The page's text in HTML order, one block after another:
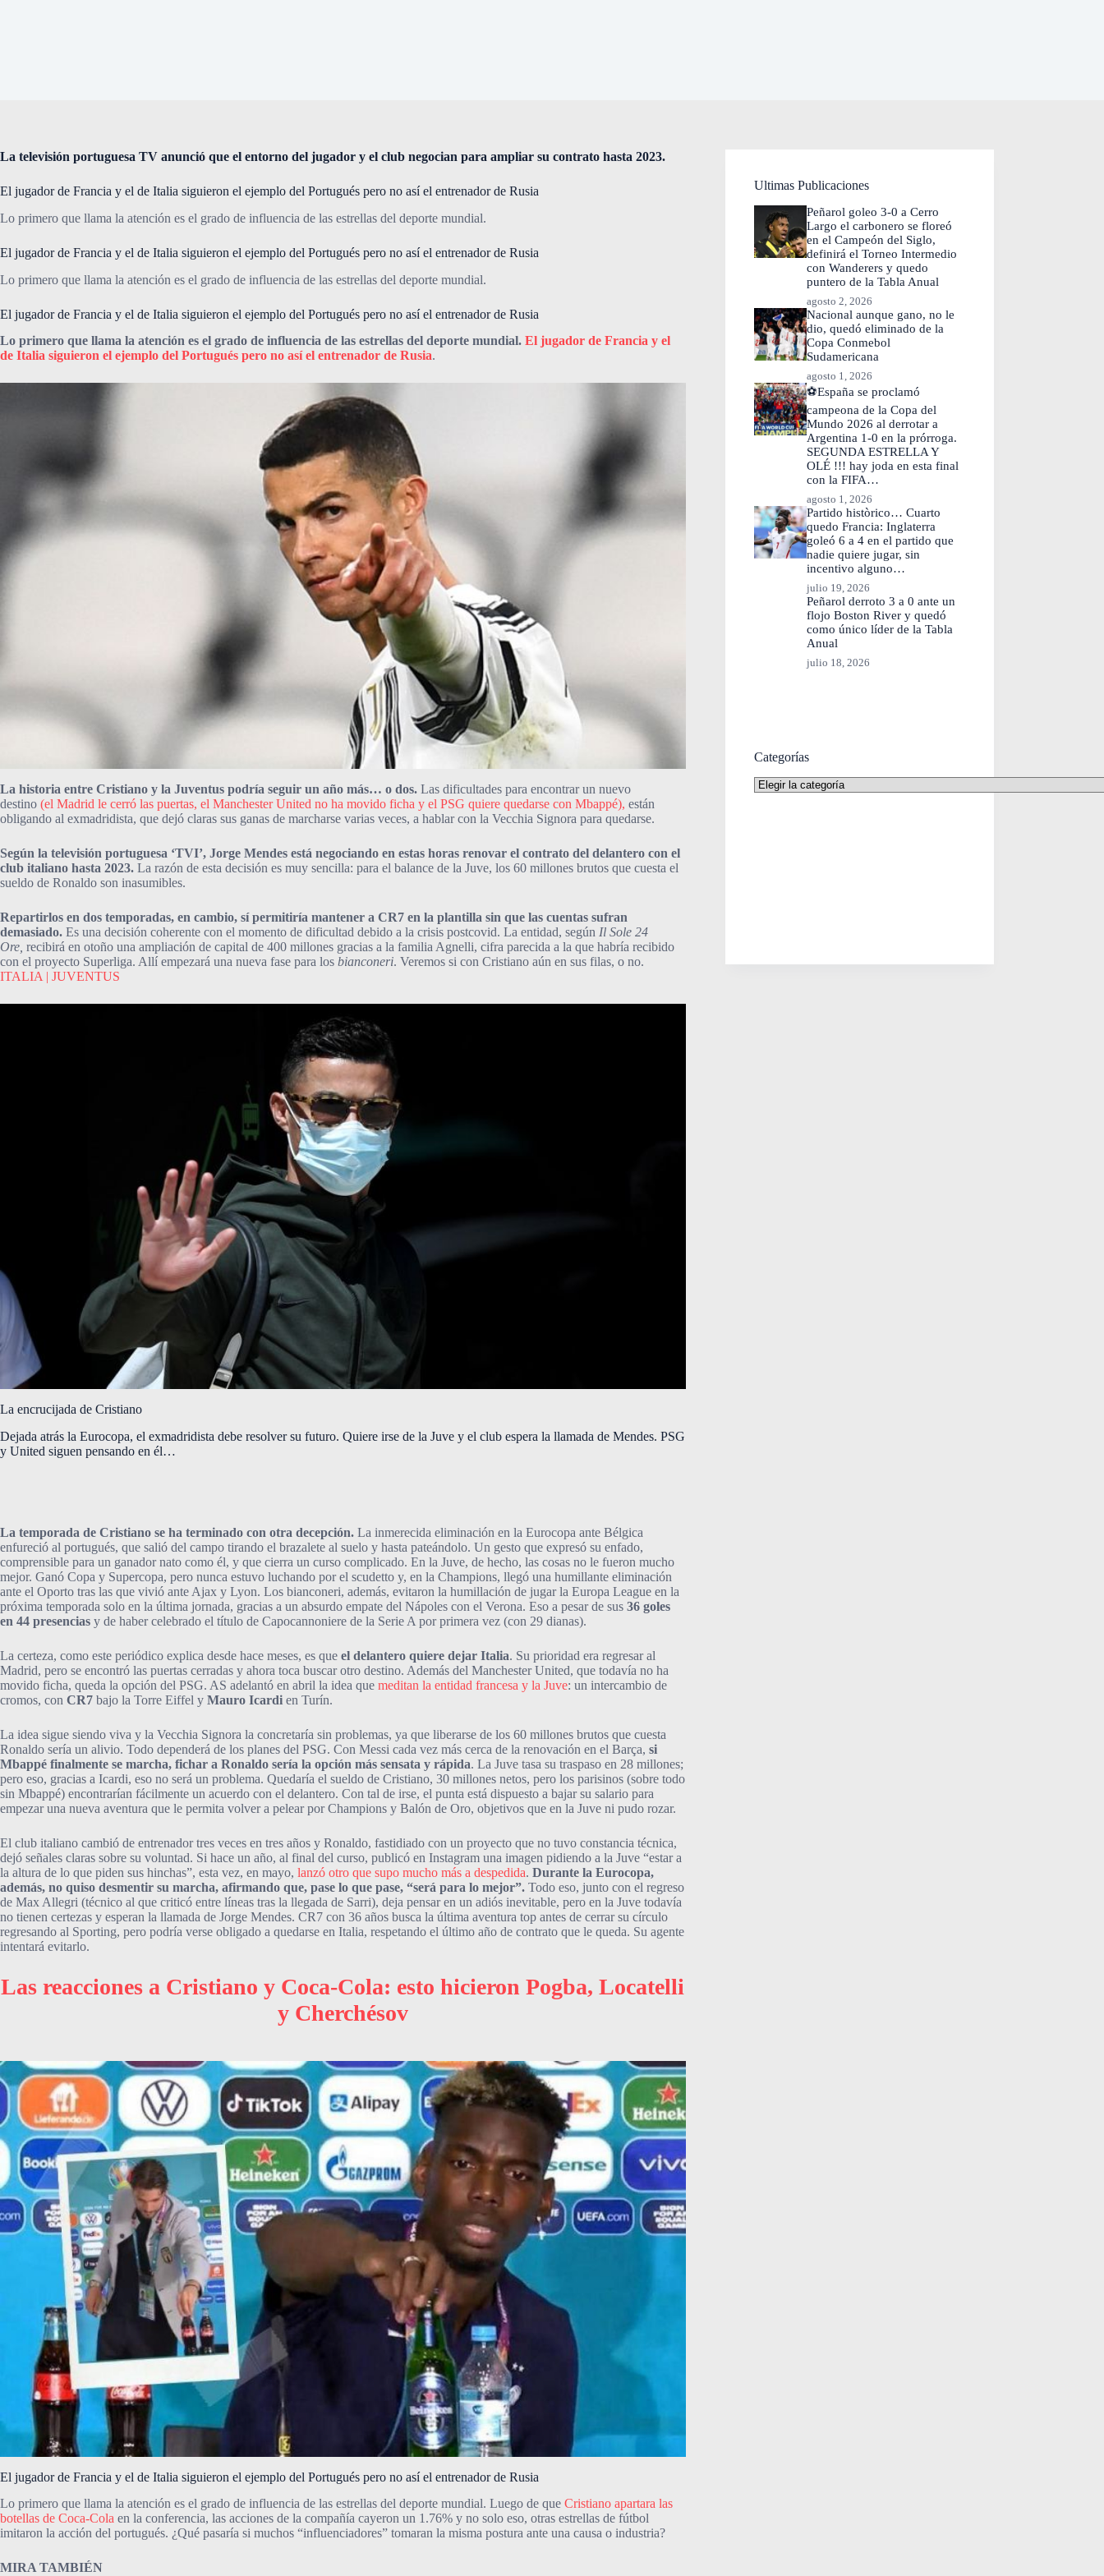
La televisión portuguesa TV anunció que el entorno del jugador y el club negocian para ampliar su contrato hasta 2023.
El jugador de Francia y el de Italia siguieron el ejemplo del Portugués pero no así el entrenador de Rusia
Lo primero que llama la atención es el grado de influencia de las estrellas del deporte mundial.
El jugador de Francia y el de Italia siguieron el ejemplo del Portugués pero no así el entrenador de Rusia
Lo primero que llama la atención es el grado de influencia de las estrellas del deporte mundial.
El jugador de Francia y el de Italia siguieron el ejemplo del Portugués pero no así el entrenador de Rusia
Lo primero que llama la atención es el grado de influencia de las estrellas del deporte mundial. El jugador de Francia y el
de Italia siguieron el ejemplo del Portugués pero no así el entrenador de Rusia.
La historia entre Cristiano y la Juventus podría seguir un año más… o dos. Las dificultades para encontrar un nuevo
destino (el Madrid le cerró las puertas, el Manchester United no ha movido ficha y el PSG quiere quedarse con Mbappé), están
obligando al exmadridista, que dejó claras sus ganas de marcharse varias veces, a hablar con la Vecchia Signora para quedarse.
Según la televisión portuguesa ‘TVI’, Jorge Mendes está negociando en estas horas renovar el contrato del delantero con el
club italiano hasta 2023. La razón de esta decisión es muy sencilla: para el balance de la Juve, los 60 millones brutos que cuesta el
sueldo de Ronaldo son inasumibles.
Repartirlos en dos temporadas, en cambio, sí permitiría mantener a CR7 en la plantilla sin que las cuentas sufran
demasiado. Es una decisión coherente con el momento de dificultad debido a la crisis postcovid. La entidad, según Il Sole 24
Ore, recibirá en otoño una ampliación de capital de 400 millones gracias a la familia Agnelli, cifra parecida a la que habría recibido
con el proyecto Superliga. Allí empezará una nueva fase para los bianconeri. Veremos si con Cristiano aún en sus filas, o no.
ITALIA | JUVENTUS
La encrucijada de Cristiano
Dejada atrás la Eurocopa, el exmadridista debe resolver su futuro. Quiere irse de la Juve y el club espera la llamada de Mendes. PSG
y United siguen pensando en él…
La temporada de Cristiano se ha terminado con otra decepción. La inmerecida eliminación en la Eurocopa ante Bélgica
enfureció al portugués, que salió del campo tirando el brazalete al suelo y hasta pateándolo. Un gesto que expresó su enfado,
comprensible para un ganador nato como él, y que cierra un curso complicado. En la Juve, de hecho, las cosas no le fueron mucho
mejor. Ganó Copa y Supercopa, pero nunca estuvo luchando por el scudetto y, en la Champions, llegó una humillante eliminación
ante el Oporto tras las que vivió ante Ajax y Lyon. Los bianconeri, además, evitaron la humillación de jugar la Europa League en la
próxima temporada solo en la última jornada, gracias a un absurdo empate del Nápoles con el Verona. Eso a pesar de sus 36 goles
en 44 presencias y de haber celebrado el título de Capocannoniere de la Serie A por primera vez (con 29 dianas).
La certeza, como este periódico explica desde hace meses, es que el delantero quiere dejar Italia. Su prioridad era regresar al
Madrid, pero se encontró las puertas cerradas y ahora toca buscar otro destino. Además del Manchester United, que todavía no ha
movido ficha, queda la opción del PSG. AS adelantó en abril la idea que meditan la entidad francesa y la Juve: un intercambio de
cromos, con CR7 bajo la Torre Eiffel y Mauro Icardi en Turín.
La idea sigue siendo viva y la Vecchia Signora la concretaría sin problemas, ya que liberarse de los 60 millones brutos que cuesta
Ronaldo sería un alivio. Todo dependerá de los planes del PSG. Con Messi cada vez más cerca de la renovación en el Barça, si
Mbappé finalmente se marcha, fichar a Ronaldo sería la opción más sensata y rápida. La Juve tasa su traspaso en 28 millones;
pero eso, gracias a Icardi, eso no será un problema. Quedaría el sueldo de Cristiano, 30 millones netos, pero los parisinos (sobre todo
sin Mbappé) encontrarían fácilmente un acuerdo con el delantero. Con tal de irse, el punta está dispuesto a bajar su salario para
empezar una nueva aventura que le permita volver a pelear por Champions y Balón de Oro, objetivos que en la Juve ni pudo rozar.
El club italiano cambió de entrenador tres veces en tres años y Ronaldo, fastidiado con un proyecto que no tuvo constancia técnica,
dejó señales claras sobre su voluntad. Si hace un año, al final del curso, publicó en Instagram una imagen pidiendo a la Juve “estar a
la altura de lo que piden sus hinchas”, esta vez, en mayo, lanzó otro que supo mucho más a despedida. Durante la Eurocopa,
además, no quiso desmentir su marcha, afirmando que, pase lo que pase, “será para lo mejor”. Todo eso, junto con el regreso
de Max Allegri (técnico al que criticó entre líneas tras la llegada de Sarri), deja pensar en un adiós inevitable, pero en la Juve todavía
no tienen certezas y esperan la llamada de Jorge Mendes. CR7 con 36 años busca la última aventura top antes de cerrar su círculo
regresando al Sporting, pero podría verse obligado a quedarse en Italia, respetando el último año de contrato que le queda. Su agente
intentará evitarlo.
Las reacciones a Cristiano y Coca-Cola: esto hicieron Pogba, Locatelli
y Cherchésov
El jugador de Francia y el de Italia siguieron el ejemplo del Portugués pero no así el entrenador de Rusia
Lo primero que llama la atención es el grado de influencia de las estrellas del deporte mundial. Luego de que Cristiano apartara las
botellas de Coca-Cola en la conferencia, las acciones de la compañía cayeron un 1.76% y no solo eso, otras estrellas de fútbol
imitaron la acción del portugués. ¿Qué pasaría si muchos “influenciadores” tomaran la misma postura ante una causa o industria?
MIRA TAMBIÉN
Ultimas Publicaciones
Peñarol goleo 3-0 a Cerro
Largo el carbonero se floreó
en el Campeón del Siglo,
definirá el Torneo Intermedio
con Wanderers y quedo
puntero de la Tabla Anual
agosto 2, 2026
Nacional aunque gano, no le
dio, quedó eliminado de la
Copa Conmebol
Sudamericana
agosto 1, 2026
⚽España se proclamó
campeona de la Copa del
Mundo 2026 al derrotar a
Argentina 1-0 en la prórroga.
SEGUNDA ESTRELLA Y
OLÉ !!! hay joda en esta final
con la FIFA…
agosto 1, 2026
Partido històrico… Cuarto
quedo Francia: Inglaterra
goleó 6 a 4 en el partido que
nadie quiere jugar, sin
incentivo alguno…
julio 19, 2026
Peñarol derroto 3 a 0 ante un
flojo Boston River y quedó
como único líder de la Tabla
Anual
julio 18, 2026
Categorías
Categorías